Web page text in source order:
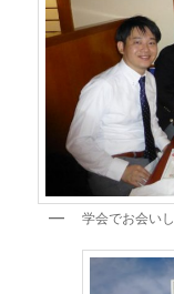
学会でお会い